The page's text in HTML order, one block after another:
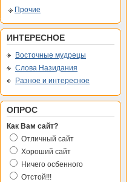
Прочие
ИНТЕРЕСНОЕ
Восточные мудрецы
Слова Назидания
Разное и интересное
ОПРОС
Как Вам сайт?
Отличный сайт
Хороший сайт
Ничего осбенного
Отстой!!!